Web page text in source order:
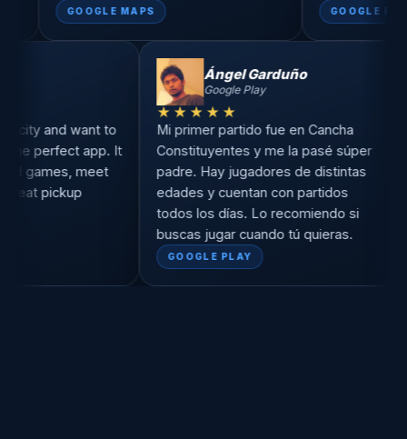
new to the city and want to
this is the perfect app. It
it easy to find games, meet
and enjoy great pickup
Ángel Garduño
★★★★★
Mi primer partido fue en
Constituyentes y me la
padre. Hay jugadores de
edades y cuentan con
todos los días. Lo
buscas jugar cuando tú
GOOGLE PLAY